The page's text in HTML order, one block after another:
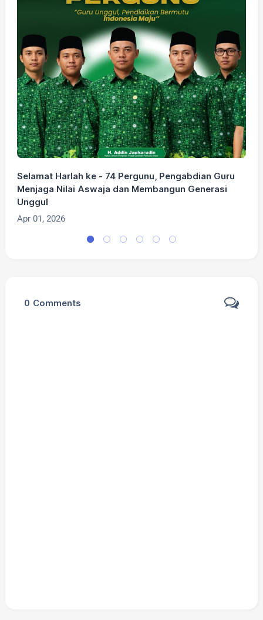
Selamat Harlah ke - 74 Pergunu, Pengabdian Guru
Menjaga Nilai Aswaja dan Membangun Generasi
Unggul
Apr 01, 2026
0 Comments